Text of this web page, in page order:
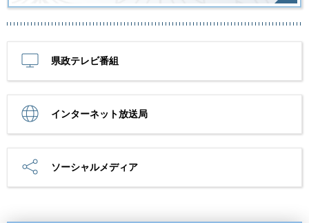
県政テレビ番組
インターネット放送局
ソーシャルメディア